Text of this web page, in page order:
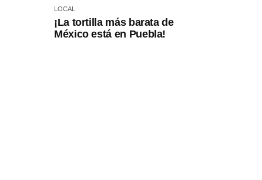
LOCAL
¡La tortilla más barata de
México está en Puebla!